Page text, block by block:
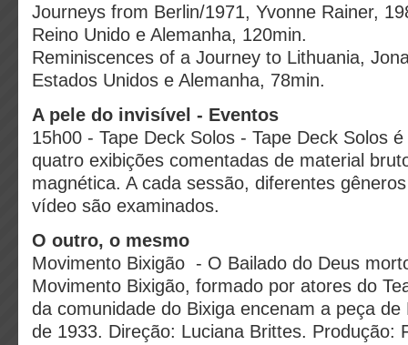
Journeys from Berlin/1971, Yvonne Rainer,
Reino Unido e Alemanha, 120min.
Reminiscences of a Journey to Lithuania,
Estados Unidos e Alemanha, 78min.
A pele do invisível - Eventos
15h00 - Tape Deck Solos - Tape Deck Solos
quatro exibições comentadas de material
magnética. A cada sessão, diferentes
vídeo são examinados.
O outro, o mesmo
Movimento Bixigão - O Bailado do Deus
Movimento Bixigão, formado por atores do
da comunidade do Bixiga encenam a peça de
de 1933. Direção: Luciana Brittes. Produção: